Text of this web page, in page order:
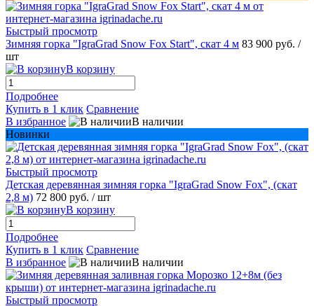
Быстрый просмотр
Зимняя горка "IgraGrad Snow Fox Start", скат 4 м 83 900 руб. /
шт
В корзину
Подробнее
Купить в 1 клик Сравнение
В избранное
В наличии
Новинки
Быстрый просмотр
Детская деревянная зимняя горка "IgraGrad Snow Fox", (скат
2,8 м) 72 800 руб. / шт
В корзину
Подробнее
Купить в 1 клик Сравнение
В избранное
В наличии
Быстрый просмотр